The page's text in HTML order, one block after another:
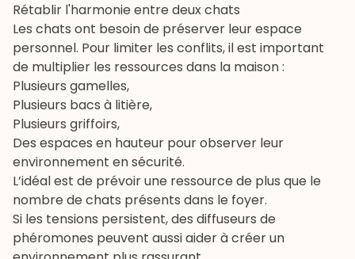
Rétablir l'harmonie entre deux chats
Les chats ont besoin de préserver leur espace
personnel. Pour limiter les conflits, il est important
de multiplier les ressources dans la maison :
Plusieurs gamelles,
Plusieurs bacs à litière,
Plusieurs griffoirs,
Des espaces en hauteur pour observer leur
environnement en sécurité.
L’idéal est de prévoir une ressource de plus que le
nombre de chats présents dans le foyer.
Si les tensions persistent, des diffuseurs de
phéromones peuvent aussi aider à créer un